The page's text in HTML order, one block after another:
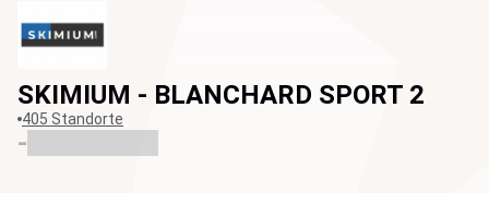
SKIMIUM - BLANCHARD SPORT 2
405 Standorte
-